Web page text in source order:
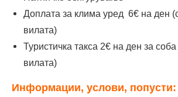
Доплата за клима уред 6€ на ден
вилата)
Туристичка такса 2€ на ден за
вилата)
Информации, услови, попусти: